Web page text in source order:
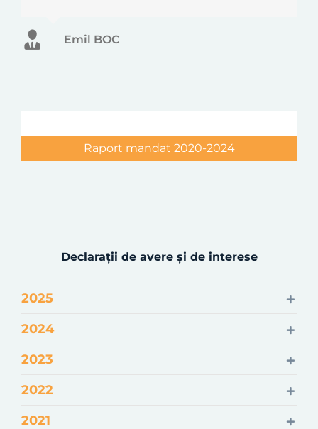
Emil BOC
Raport mandat 2020-2024
Declarații de avere și de interese
2025
2024
2023
2022
2021